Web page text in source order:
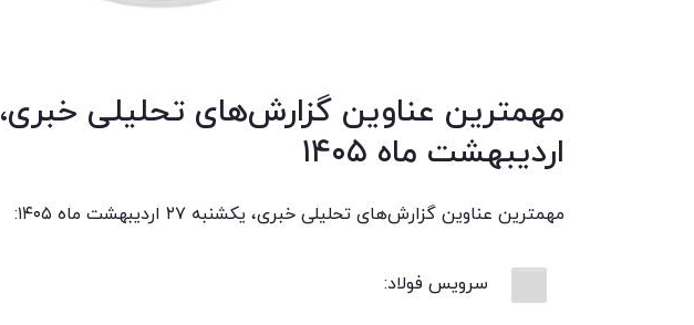
اردیبهشت ماه ۱۴۰۵
مهمترین عناوین گزارش‌های تحلیلی خبری، یکشنبه ۲۷ اردیبهشت ماه ۱۴۰۵:
سرویس فولاد: